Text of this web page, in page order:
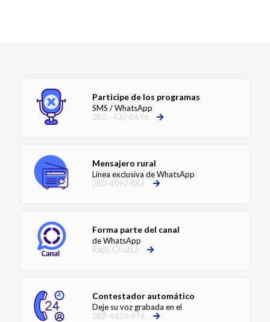
Participe de los programas
SMS / WhatsApp
280 - 437-8696
Mensajero rural
Línea exclusiva de WhatsApp
280-4592-884
Forma parte del canal
de WhatsApp
Radio Chubut
Contestador automático
Deje su voz grabada en el
280-4424-476